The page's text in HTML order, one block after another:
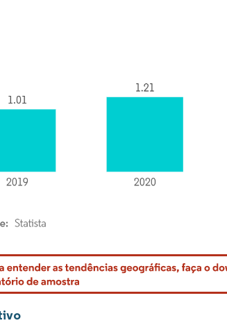
O reuso requer atribuição conforme CC BY 4.0.